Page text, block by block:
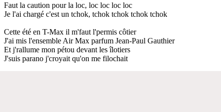
Faut la caution pour la loc, loc loc loc loc
Je l'ai chargé c'est un tchok, tchok tchok tchok tchok
Cette été en T-Max il m'faut l'permis côtier
J'ai mis l'ensemble Air Max parfum Jean-Paul Gauthier
Et j'rallume mon pétou devant les îlotiers
J'suis parano j'croyait qu'on me filochait